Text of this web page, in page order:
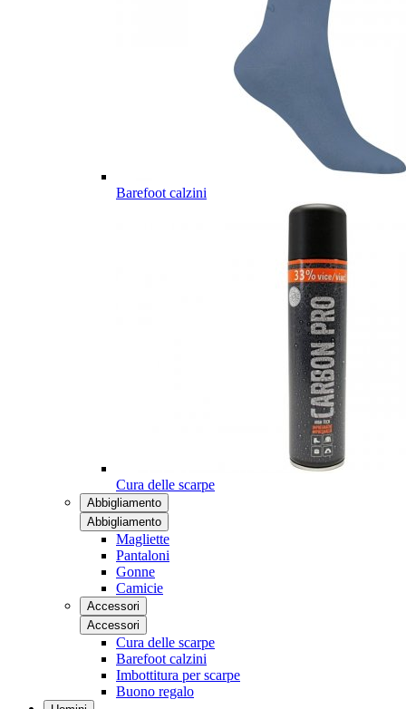
Barefoot calzini
Cura delle scarpe
Abbigliamento
Abbigliamento
Magliette
Pantaloni
Gonne
Camicie
Accessori
Accessori
Cura delle scarpe
Barefoot calzini
Imbottitura per scarpe
Buono regalo